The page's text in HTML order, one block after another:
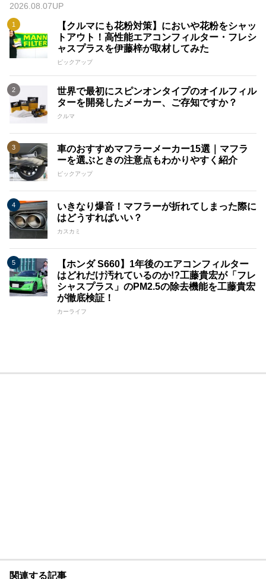
2026.08.07UP
【クルマにも花粉対策】においや花粉をシャッ
トアウト！高性能エアコンフィルター・フレシ
ャスプラスを伊藤梓が取材してみた
ピックアップ
世界で最初にスピンオンタイプのオイルフィル
ターを開発したメーカー、ご存知ですか？
クルマ
車のおすすめマフラーメーカー15選｜マフラ
ーを選ぶときの注意点もわかりやすく紹介
ピックアップ
いきなり爆音！マフラーが折れてしまった際に
はどうすればいい？
カスカミ
【ホンダ S660】1年後のエアコンフィルター
はどれだけ汚れているのか!?工藤貴宏が「フレ
シャスプラス」のPM2.5の除去機能を工藤貴宏
が徹底検証！
カーライフ
関連する記事